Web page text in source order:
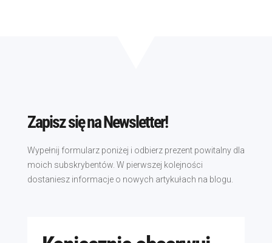
Zapisz się na Newsletter!
Wypełnij formularz poniżej i odbierz prezent powitalny dla
moich subskrybentów. W pierwszej kolejności
dostaniesz informacje o nowych artykułach na blogu.